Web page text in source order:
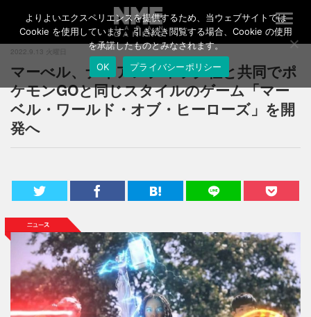
T
o
g
l
a
g
o
2022.9.13 火曜日
マーべル、ナイアンティック社と共同でポ
ケモンGOと同じスタイルのゲーム「マー
ベル・ワールド・オブ・ヒーローズ」を開
発へ
よりよいエクスペリエンスを提供するため、当ウェブサイトでは
Cookie を使用しています。引き続き閲覧する場合、Cookie の使用
を承諾したものとみなされます。
OK
プライバシーポリシー